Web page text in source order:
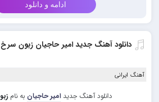
ادامه و دانلود
دانلود آهنگ جدید امیر حاجیان زبون سرخ
آهنگ ایرانی
دانلود آهنگ جدیدامیر حاجیان به نام